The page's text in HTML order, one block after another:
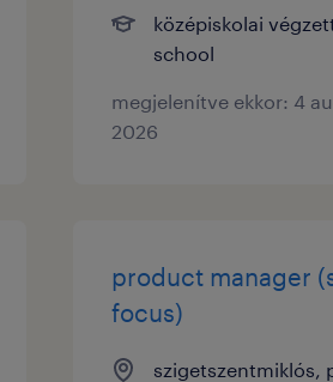
középiskolai
school
megjelenítve ekkor: 4
2026
product manager
focus)
szigetszentmiklós,